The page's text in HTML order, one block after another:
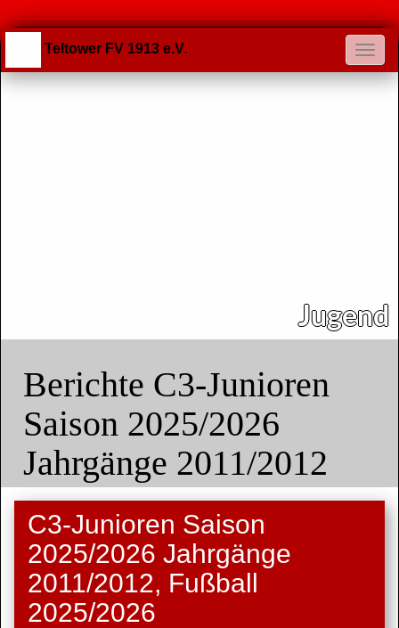
Teltower FV 1913 e.V.
Jugend
Berichte C3-Junioren
Saison 2025/2026
Jahrgänge 2011/2012
C3-Junioren Saison
2025/2026 Jahrgänge
2011/2012, Fußball
2025/2026